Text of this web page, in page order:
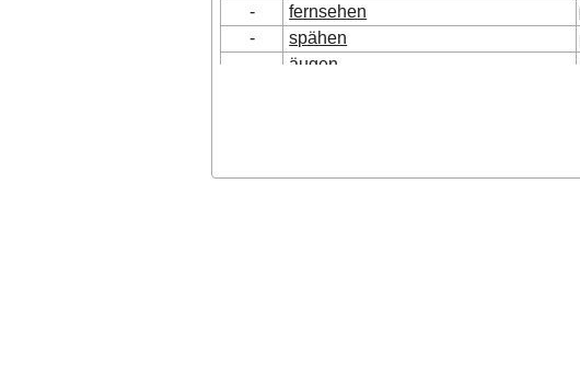
-
fernsehen
-
spähen
äugen
-
ansehen